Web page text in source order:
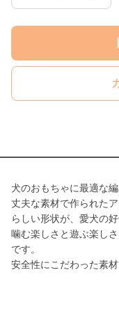
犬のおもちゃに最適な
丈夫な素材で作られた
らしい形状が、愛犬の
噛む楽しさと遊ぶ楽し
です。
安全性にこだわった素